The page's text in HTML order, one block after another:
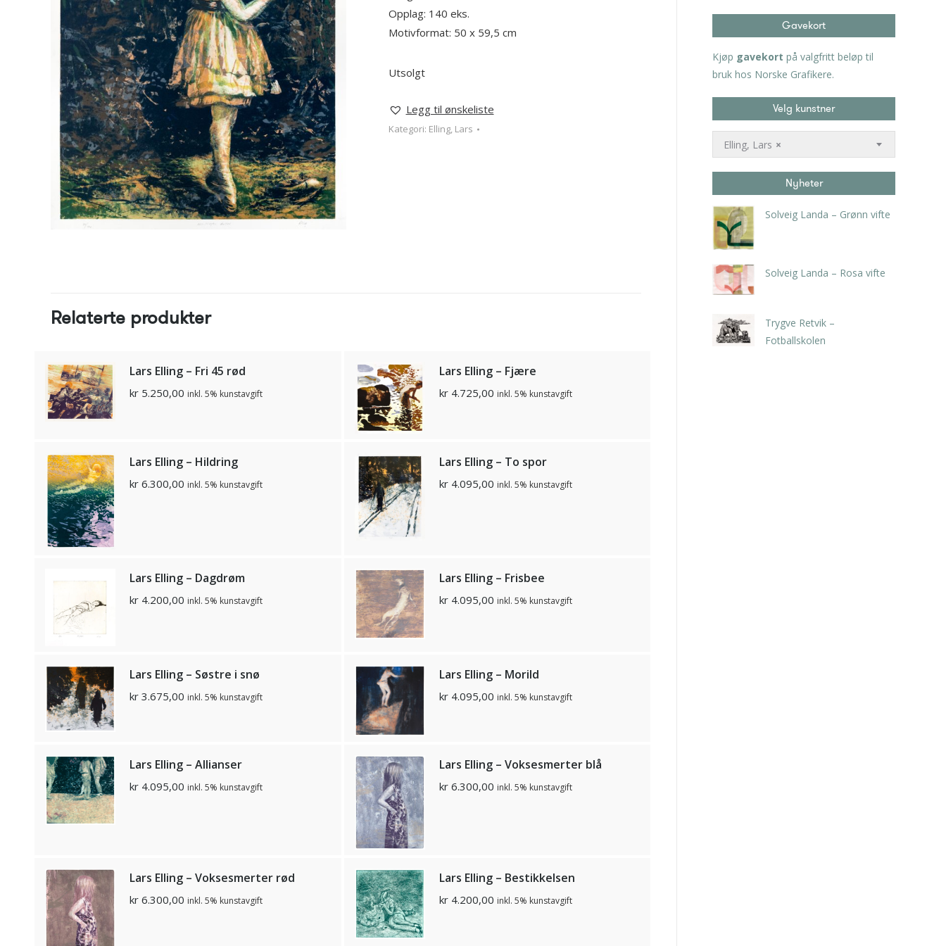
Opplag: 140 eks.
Motivformat: 50 x 59,5 cm
Utsolgt
Legg til ønskeliste
Kategori: Elling, Lars
Relaterte produkter
Lars Elling – Fri 45 rød
kr 5.250,00 inkl. 5% kunstavgift
Lars Elling – Fjære
kr4.725,00 inkl. 5% kunstavgift
Lars Elling – Hildring
kr 6.300,00 inkl. 5% kunstavgift
Lars Elling – To spor
kr4.095,00 inkl. 5% kunstavgift
Lars Elling – Dagdrøm
kr 4.200,00 inkl. 5% kunstavgift
Lars Elling – Frisbee
kr4.095,00 inkl. 5% kunstavgift
Lars Elling – Søstre i snø
kr 3.675,00 inkl. 5% kunstavgift
Lars Elling – Morild
kr4.095,00 inkl. 5% kunstavgift
Lars Elling – Allianser
kr 4.095,00 inkl. 5% kunstavgift
Lars Elling – Voksesmerter blå
kr6.300,00 inkl. 5% kunstavgift
Lars Elling – Voksesmerter rød
kr 6.300,00 inkl. 5% kunstavgift
Lars Elling – Bestikkelsen
kr4.200,00 inkl. 5% kunstavgift
Gavekort
Kjøp gavekort på valgfritt beløp til
bruk hos Norske Grafikere.
Velg kunstner
×
Elling, Lars
Nyheter
Solveig Landa – Grønn vifte
Solveig Landa – Rosa vifte
Trygve Retvik –
Fotballskolen